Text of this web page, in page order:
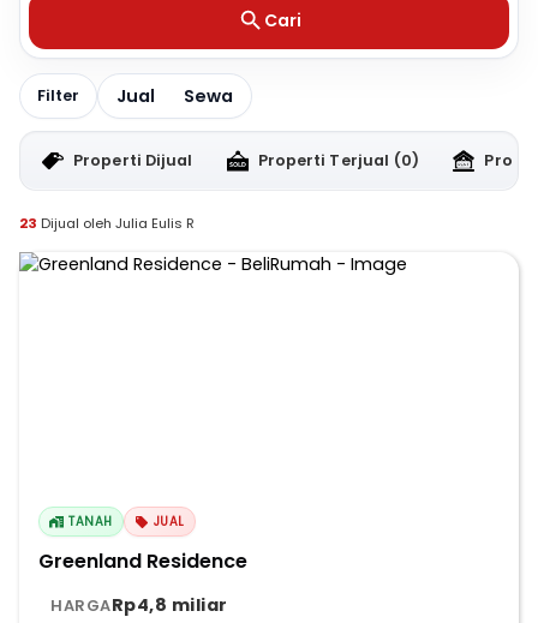
Cari
Filter Jual Sewa
Properti Dijual Properti Terjual (0)
23 Dijual oleh Julia Eulis R
TANAH JUAL
Greenland Residence
HARGARp4,8 miliar